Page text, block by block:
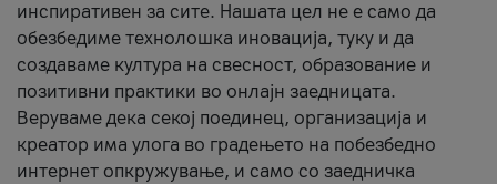
инспиративен за сите. Нашата цел не е само да
обезбедиме технолошка иновација, туку и да
создаваме култура на свесност, образование и
позитивни практики во онлајн заедницата.
Веруваме дека секој поединец, организација и
креатор има улога во градењето на побезбедно
интернет опкружување, и само со заедничка